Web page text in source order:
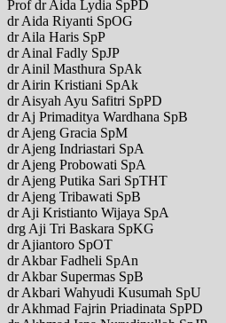
Prof dr Aida Lydia SpPD
dr Aida Riyanti SpOG
dr Aila Haris SpP
dr Ainal Fadly SpJP
dr Ainil Masthura SpAk
dr Airin Kristiani SpAk
dr Aisyah Ayu Safitri SpPD
dr Aj Primaditya Wardhana SpB
dr Ajeng Gracia SpM
dr Ajeng Indriastari SpA
dr Ajeng Probowati SpA
dr Ajeng Putika Sari SpTHT
dr Ajeng Tribawati SpB
dr Aji Kristianto Wijaya SpA
drg Aji Tri Baskara SpKG
dr Ajiantoro SpOT
dr Akbar Fadheli SpAn
dr Akbar Supermas SpB
dr Akbari Wahyudi Kusumah SpU
dr Akhmad Fajrin Priadinata SpPD